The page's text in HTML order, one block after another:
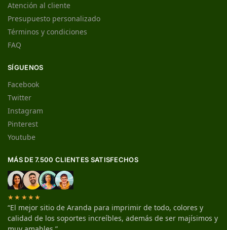
Atención al cliente
Presupuesto personalizado
Términos y condiciones
FAQ
SÍGUENOS
Facebook
Twitter
Instagram
Pinterest
Youtube
MÁS DE 7.500 CLIENTES SATISFECHOS
★★★★★
“El mejor sitio de Aranda para imprimir de todo, colores y
calidad de los soportes increíbles, además de ser majísimos y